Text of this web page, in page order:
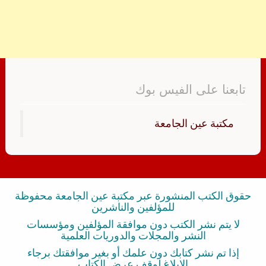
تابعنا على الفيس بوك
‏مكتبة عين الجامعة‏
حقوق الكتب المنشورة عبر مكتبة عين الجامعة محفوظة
للمؤلفين والناشرين
لا يتم نشر الكتب دون موافقة المؤلفين ومؤسسات
النشر والمجلات والدوريات العلمية
إذا تم نشر كتابك دون علمك أو بغير موافقتك برجاء